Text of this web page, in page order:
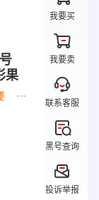
果
我要买
我要卖
联系客服
黑号查询
投诉举报